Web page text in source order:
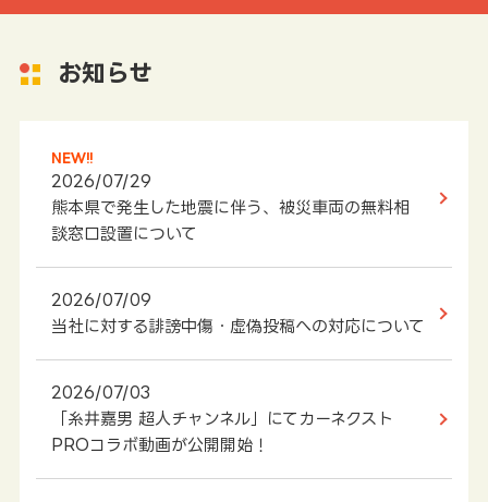
お知らせ
NEW!!
2026/07/29
熊本県で発生した地震に伴う、被災車両の無料相
談窓口設置について
2026/07/09
当社に対する誹謗中傷・虚偽投稿への対応について
2026/07/03
「糸井嘉男 超人チャンネル」にてカーネクスト
PROコラボ動画が公開開始！